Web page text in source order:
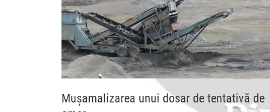
Mușamalizarea unui dosar de tentativă de